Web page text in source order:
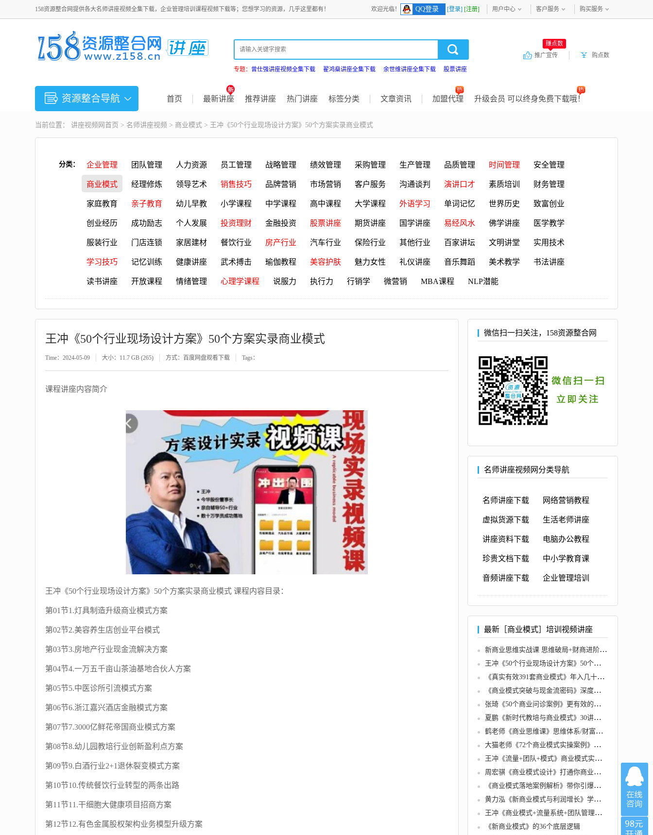
158资源整合网提供各大名师讲座视频全集下载，企业管理培训课程视频下载等；您想学习的资源，几乎这里都有！ 欢迎光临！ QQ登录 [登录] [注册] 用户中心 客户服务 购买服务
专题： 曾仕强讲座视频全集下载 翟鸿燊讲座全集下载 余世维讲座全集下载 股票讲座
购点数
推广宣传
赚点数
资源整合导航 首页 最新讲座 推荐讲座 热门讲座 标签分类 文章资讯 加盟代理 升级会员 可以终身免费下载哦！
当前位置： 讲座视频 网首页 > 名师讲座视频 > 商业模式 > 王冲《50个行业现场设计方案》50个方案实录商业模式
分类： 企业管理 团队管理 人力资源 员工管理 战略管理 绩效管理 采购管理 生产管理 品质管理 时间管理 安全管理
商业模式 经理修炼 领导艺术 销售技巧 品牌营销 市场营销 客户服务 沟通谈判 演讲口才 素质培训 财务管理
家庭教育 亲子教育 幼儿早教 小学课程 中学课程 高中课程 大学课程 外语学习 单词记忆 世界历史 致富创业
创业经历 成功励志 个人发展 投资理财 金融投资 股票讲座 期货讲座 国学讲座 易经风水 佛学讲座 医学教学
服装行业 门店连锁 家居建材 餐饮行业 房产行业 汽车行业 保险行业 其他行业 百家讲坛 文明讲堂 实用技术
学习技巧 记忆训练 健康讲座 武术搏击 瑜伽教程 美容护肤 魅力女性 礼仪讲座 音乐舞蹈 美术教学 书法讲座
读书讲座 开放课程 情绪管理 心理学课程 说服力 执行力 行销学 微营销 MBA课程 NLP潜能
王冲《50个行业现场设计方案》50个方案实录商业模式
Time：2024-05-09 大小：11.7 GB (265) 方式：百度网盘观看下载 Tags：
课程讲座内容简介
王冲《50个行业现场设计方案》50个方案实录商业模式 课程内容目录：
第01节1.灯具制造升级商业模式方案
第02节2.美容养生店创业平台模式
第03节3.房地产行业现金流解决方案
第04节4.一万五千亩山茶油基地合伙人方案
第05节5.中医诊所引流模式方案
第06节6.浙江嘉兴酒店金融模式方案
第07节7.3000亿鲜花帝国商业模式方案
第08节8.幼儿园教培行业创新盈利点方案
第09节9.白酒行业2+1退休裂变模式方案
第10节10.传统餐饮行业转型的两条出路
第11节11.干细胞大健康项目招商方案
第12节12.有色金属股权架构业务模型升级方案
微信扫一扫关注，158资源整合网
名师讲座视频网分类导航
名师讲座下载 网络营销教程
虚拟货源下载 生活老师讲座
讲座资料下载 电脑办公教程
珍贵文档下载 中小学教育课
音频讲座下载 企业管理培训
最新［商业模式］培训视频讲座
新商业思维实战课 思维破局+财商进阶+周期趋势研判+创业落地
王冲《50个行业现场设计方案》50个方案实录商业模式
《真实有效391套商业模式》年入几十到几百万案例解析
《商业模式突破与现金流密码》深度剖析赚钱值钱融钱的现金流底层逻辑
张琦《50个商业问诊案例》更有效的商业模式盈利技巧
夏鹏《新时代教培与商业模式》30讲视频课程
鹤老师《商业思维课》思维体系/财富逻辑/风口趋势篇课程视频
大猫老师《72个商业模式实操案例》案例72变，门店盈利照着做
王冲《流量+团队+模式》商业模式实战课，赚钱十倍速
周宏骐《商业模式设计》打通你商业认知的任督二脉
《商业模式落地案例解析》带你引爆流量，高效转化让你的产品更好卖
黄力泓《新商业模式与利润增长》学完让你商业模式有了新的认识
王冲《商业模式+流量系统+团队管理》培训课程视频
《新商业模式》的36个底层逻辑